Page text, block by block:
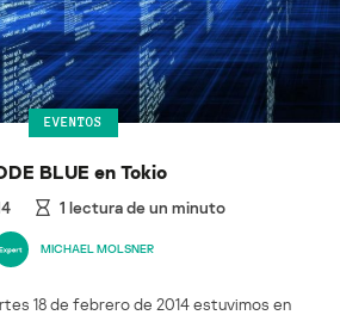
EVENTOS
BLUE en Tokio
1 lectura de un minuto
MICHAEL MOLSNER
18 de febrero de 2014 estuvimos en